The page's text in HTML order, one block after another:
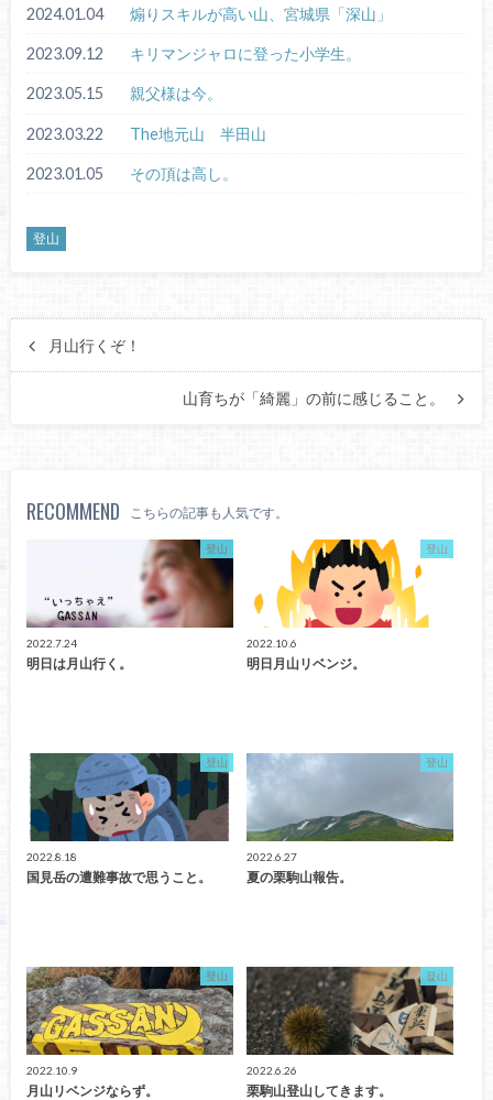
2024.01.04 煽りスキルが高い山、宮城県「深山」
2023.09.12 キリマンジャロに登った小学生。
2023.05.15 親父様は今。
2023.03.22 The地元山 半田山
2023.01.05 その頂は高し。
登山
月山行くぞ！
山育ちが「綺麗」の前に感じること。
RECOMMEND こちらの記事も人気です。
登山
2022.7.24
明日は月山行く。
登山
2022.10.6
明日月山リベンジ。
登山
2022.8.18
国見岳の遭難事故で思うこと。
登山
2022.6.27
夏の栗駒山報告。
登山
2022.10.9
月山リベンジならず。
登山
2022.6.26
栗駒山登山してきます。